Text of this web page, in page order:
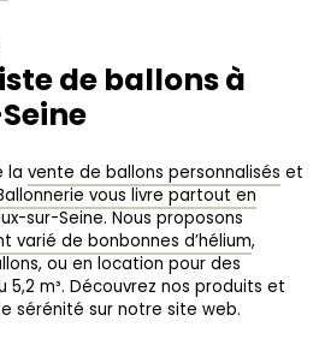
de ballons à
la vente de ballons personnalisés et
vous livre partout en
sur-Seine. Nous proposons
varié de bonbonnes d’hélium,
ou en location pour des
5,2 m³. Découvrez nos produits et
sérénité sur notre site web.